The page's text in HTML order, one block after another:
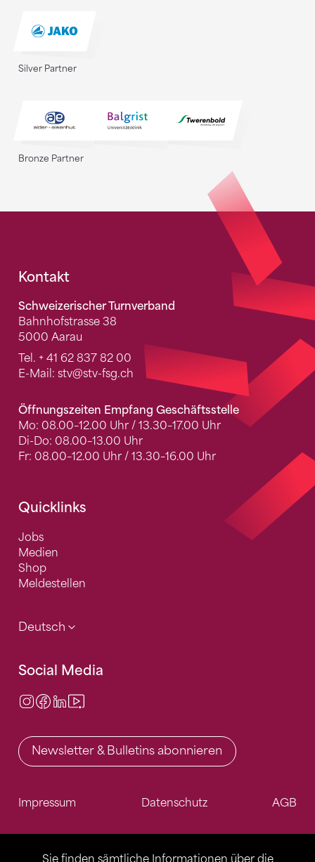
Sie finden sämtliche Informationen über die
Silver Partner
Bronze Partner
Fusszeile
Kontakt
Schweizerischer Turnverband
Bahnhofstrasse 38
5000 Aarau
Tel. + 41 62 837 82 00
E-Mail: stv@stv-fsg.ch
Öffnungszeiten Empfang Geschäftsstelle
Mo: 08.00–12.00 Uhr / 13.30–17.00 Uhr
Di-Do: 08.00–13.00 Uhr
Fr: 08.00–12.00 Uhr / 13.30–16.00 Uhr
Quicklinks
Jobs
Medien
Shop
Meldestellen
Deutsch
Social Media
Instagram
Facebook
LinkedIn
Newsletter & Bulletins abonnieren
Impressum Datenschutz AGB